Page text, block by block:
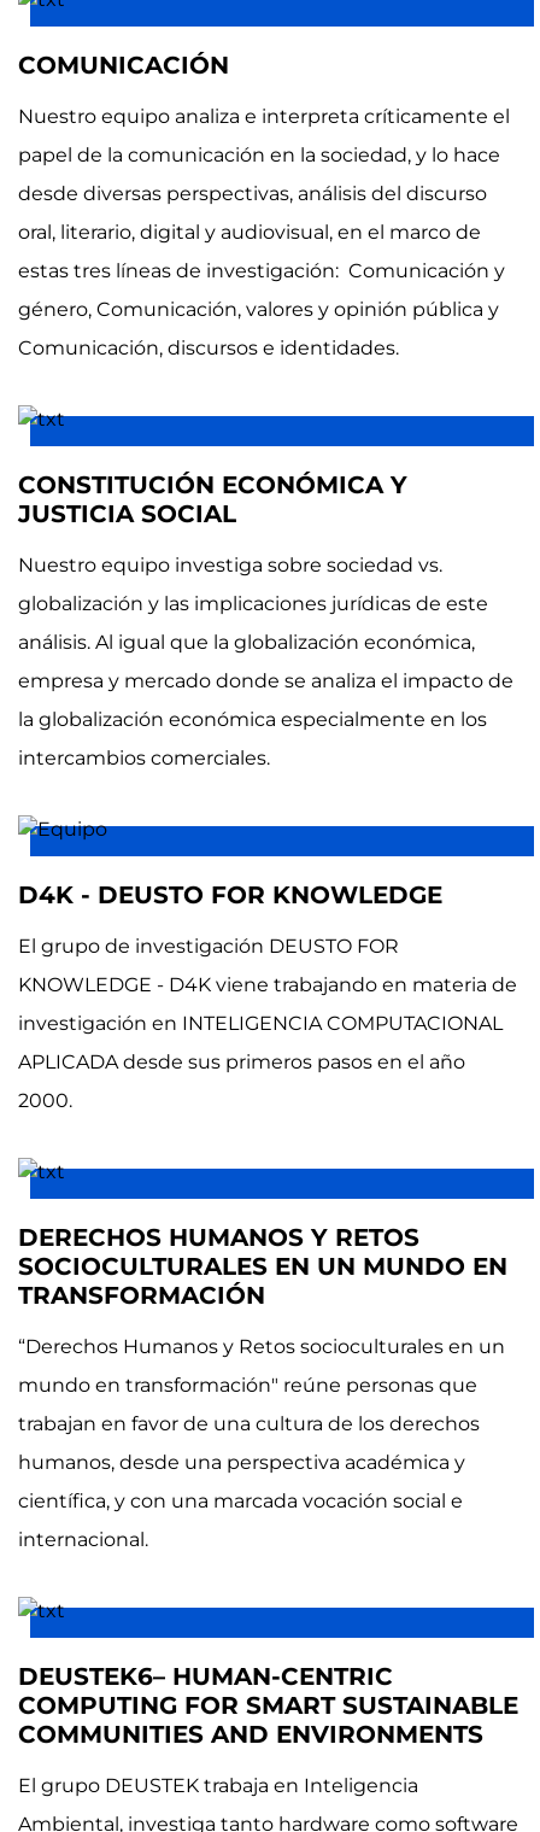
COMUNICACIÓN
Nuestro equipo analiza e interpreta críticamente el
papel de la comunicación en la sociedad, y lo hace
desde diversas perspectivas, análisis del discurso
oral, literario, digital y audiovisual, en el marco de
estas tres líneas de investigación: Comunicación y
género, Comunicación, valores y opinión pública y
Comunicación, discursos e identidades.
CONSTITUCIÓN ECONÓMICA Y
JUSTICIA SOCIAL
Nuestro equipo investiga sobre sociedad vs.
globalización y las implicaciones jurídicas de este
análisis. Al igual que la globalización económica,
empresa y mercado donde se analiza el impacto de
la globalización económica especialmente en los
intercambios comerciales.
D4K - DEUSTO FOR KNOWLEDGE
El grupo de investigación DEUSTO FOR
KNOWLEDGE - D4K viene trabajando en materia de
investigación en INTELIGENCIA COMPUTACIONAL
APLICADA desde sus primeros pasos en el año
2000.
DERECHOS HUMANOS Y RETOS
SOCIOCULTURALES EN UN MUNDO EN
TRANSFORMACIÓN
“Derechos Humanos y Retos socioculturales en un
mundo en transformación" reúne personas que
trabajan en favor de una cultura de los derechos
humanos, desde una perspectiva académica y
científica, y con una marcada vocación social e
internacional.
DEUSTEK6– HUMAN-CENTRIC
COMPUTING FOR SMART SUSTAINABLE
COMMUNITIES AND ENVIRONMENTS
El grupo DEUSTEK trabaja en Inteligencia
Ambiental, investiga tanto hardware como software